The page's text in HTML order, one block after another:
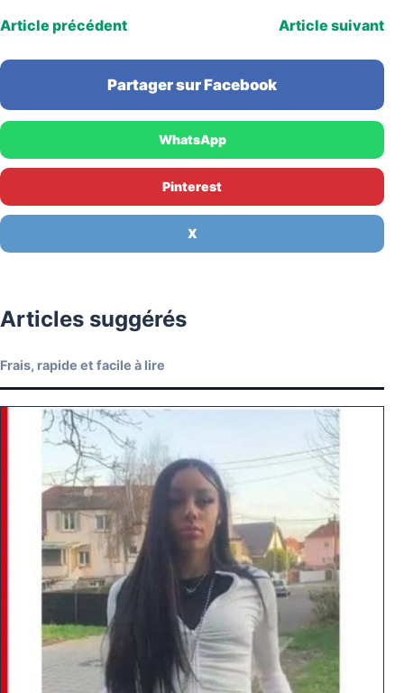
Article précédent Article suivant
Partager sur Facebook
WhatsApp
Pinterest
X
Articles suggérés
Frais, rapide et facile à lire